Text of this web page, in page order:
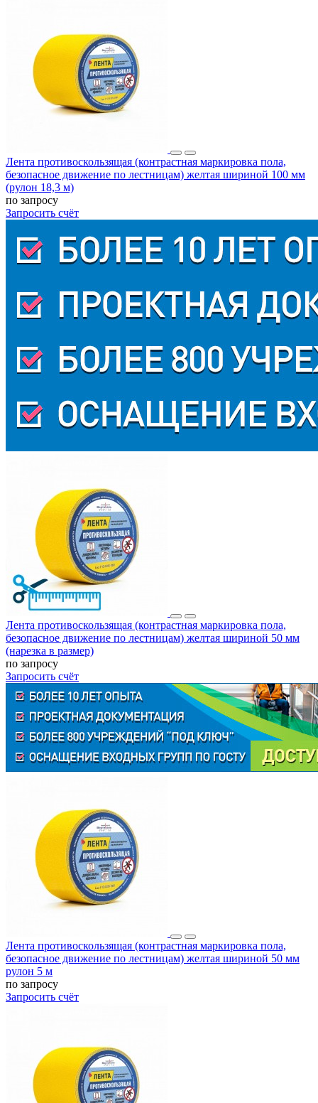
Лента противоскользящая (контрастная маркировка пола,
безопасное движение по лестницам) желтая шириной 100 мм
(рулон 18,3 м)
по запросу
Запросить счёт
Лента противоскользящая (контрастная маркировка пола,
безопасное движение по лестницам) желтая шириной 50 мм
(нарезка в размер)
по запросу
Запросить счёт
Лента противоскользящая (контрастная маркировка пола,
безопасное движение по лестницам) желтая шириной 50 мм
рулон 5 м
по запросу
Запросить счёт